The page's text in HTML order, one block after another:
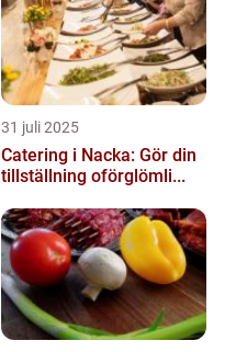
31 juli 2025
Catering i Nacka: Gör din
tillställning oförglömli...